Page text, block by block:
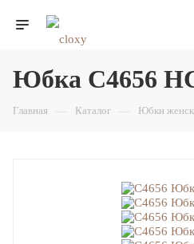
Юбка С4656
Главная Каталог Юбки